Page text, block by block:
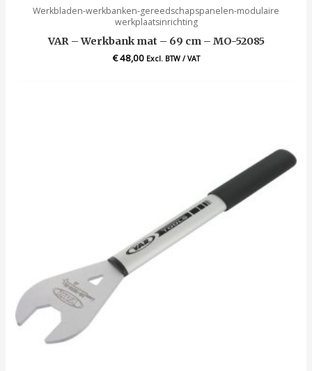
Werkbladen-werkbanken-gereedschapspanelen-modulaire
werkplaatsinrichting
VAR – Werkbank mat – 69 cm – MO-52085
€48,00 Excl. BTW / VAT